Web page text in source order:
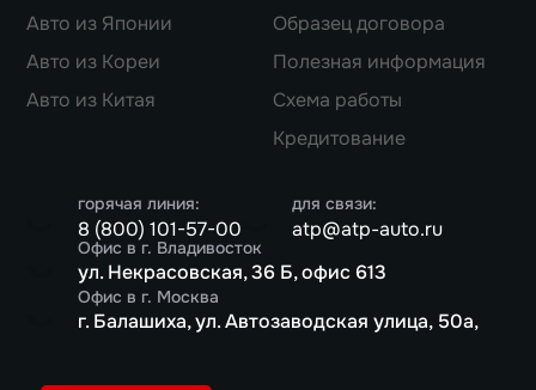
Авто из Японии
Авто из Кореи
Авто из Китая
Образец договора
Полезная информация
Схема работы
Кредитование
горячая линия:
8 (800) 101-57-00
для связи:
atp@atp-auto.ru
Офис в г. Владивосток
ул. Некрасовская, 36 Б, офис 613
Офис в г. Москва
г. Балашиха, ул. Автозаводская улица, 50а,